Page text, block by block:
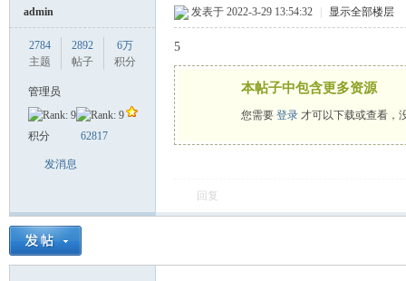
admin
2784
主题
2892
帖子
6万
积分
管理员
积分 62817
发消息
发表于 2022-3-29 13:54:32 显示全部楼层
5
本帖子中包含更多资源
您需要 登录 才可以下载或查看，
回复